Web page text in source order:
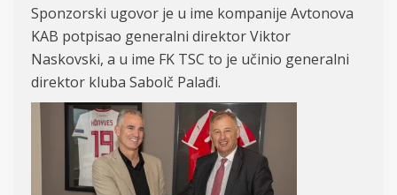
Sponzorski ugovor je u ime kompanije Avtonova
KAB potpisao generalni direktor Viktor
Naskovski, a u ime FK TSC to je učinio generalni
direktor kluba Sabolč Palađi.